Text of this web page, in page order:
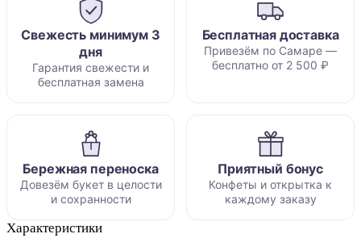
Свежесть минимум 3
дня
Гарантия свежести и
бесплатная замена
Бесплатная доставка
Привезём по Самаре —
бесплатно от 2 500 ₽
Бережная переноска
Довезём букет в целости
и сохранности
Приятный бонус
Конфеты и открытка к
каждому заказу
Характеристики